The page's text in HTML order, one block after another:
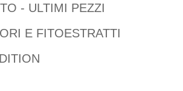
- ULTIMI PEZZI
E FITOESTRATTI